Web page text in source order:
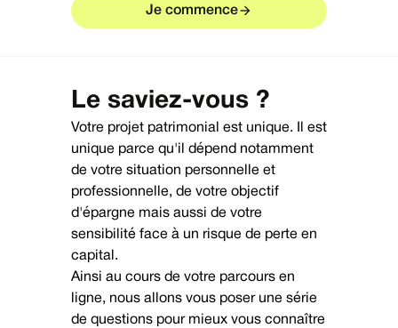
Je commence
Le saviez-vous ?
Votre projet patrimonial est unique. Il est
unique parce qu'il dépend notamment
de votre situation personnelle et
professionnelle, de votre objectif
d'épargne mais aussi de votre
sensibilité face à un risque de perte en
capital.
Ainsi au cours de votre parcours en
ligne, nous allons vous poser une série
de questions pour mieux vous connaître